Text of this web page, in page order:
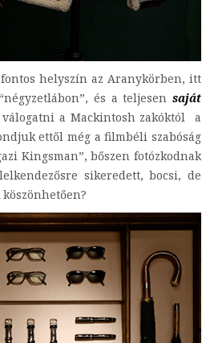
helyszín az Aranykörben, itt
és a teljesen saját
a Mackintosh zakóktól a
ettől még a filmbéli szabóság
Kingsman”, bőszen fotózkodnak
sikeredett, bocsi, de